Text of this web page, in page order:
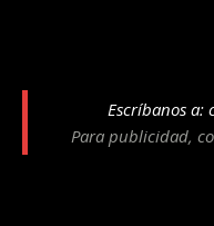
Escríbanos a:
Para publicidad,